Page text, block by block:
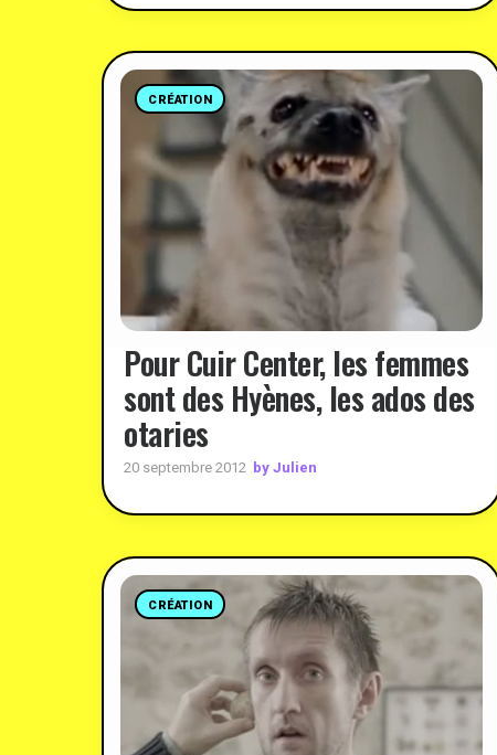
CRÉATION
Pour Cuir Center, les femmes
sont des Hyènes, les ados des
otaries
20 septembre 2012 by Julien
CRÉATION